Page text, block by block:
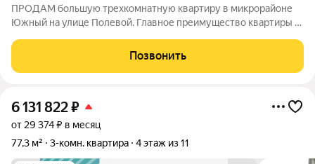
ПРОДАМ большую трехкомнатную квартиру в микрорайоне
Южный на улице Полевой. Главное преимущество квартиры -
огромная кухня- гостиная, в которой легко размещаются
полноценная кухонная мебель,
Позвонить
6 131 822₽
от 29 374 ₽ в месяц
77,3 м²
3-комн. квартира 4 этаж из 11